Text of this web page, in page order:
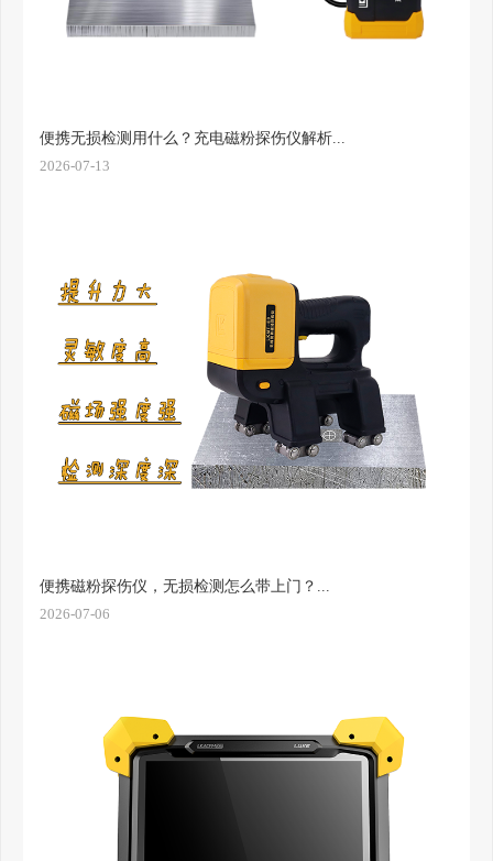
便携无损检测用什么？充电磁粉探伤仪解析...
2026-07-13
便携磁粉探伤仪，无损检测怎么带上门？...
2026-07-06